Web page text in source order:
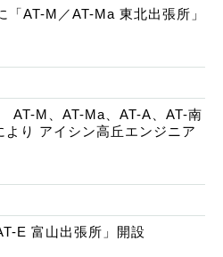
AT-M／AT-Ma 東北出張所」
AT-M、AT-Ma、AT-A、AT-南
り アイシン高丘エンジニア
E 富山出張所」開設